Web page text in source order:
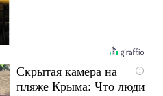
i
Скрытая камера на
пляже Крыма: Что люди